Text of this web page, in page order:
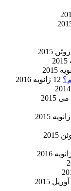
12 ژانویه 2016